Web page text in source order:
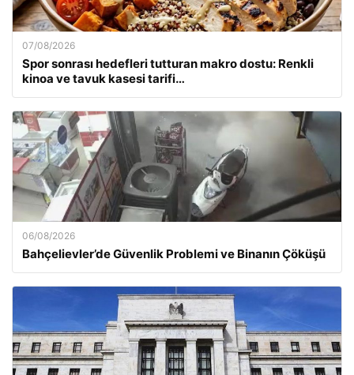
07/08/2026
Spor sonrası hedefleri tutturan makro dostu: Renkli
kinoa ve tavuk kasesi tarifi…
06/08/2026
Bahçelievler’de Güvenlik Problemi ve Binanın Çöküşü